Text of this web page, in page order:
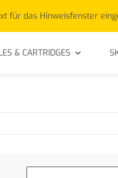
für das Hinweisfenster
& CARTRIDGES